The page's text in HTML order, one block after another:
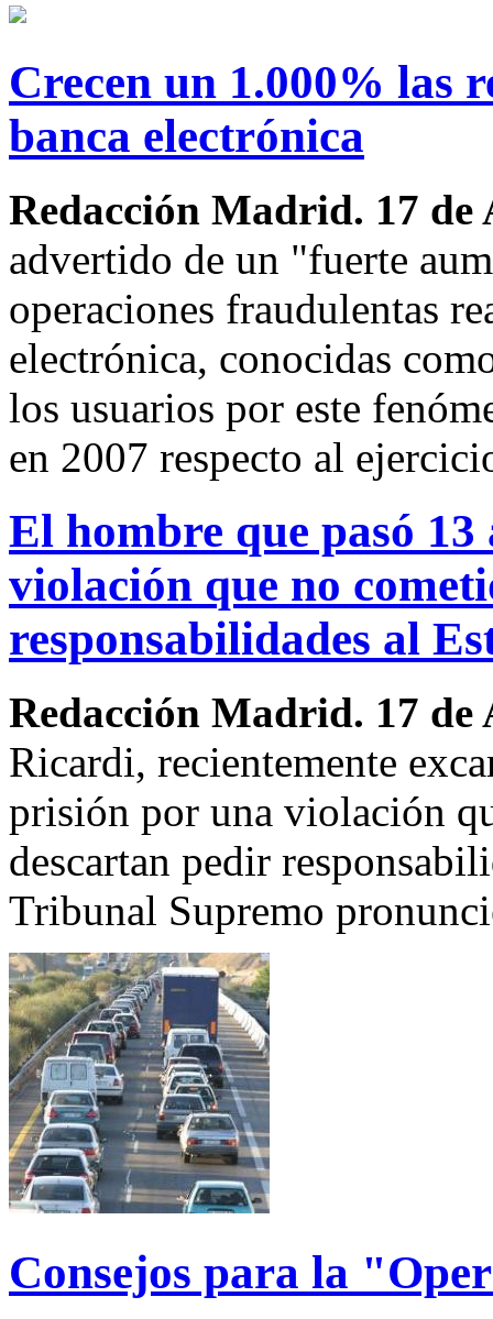
Crecen un 1.000% las
banca electrónica
Redacción Madrid. 17 de
advertido de un "fuerte
operaciones fraudulentas
electrónica, conocidas
los usuarios por este
en 2007 respecto al
El hombre que pasó
violación que no
responsabilidades al
Redacción Madrid. 17 de
Ricardi, recientemente
prisión por una violación
descartan pedir
Tribunal Supremo
Consejos para la